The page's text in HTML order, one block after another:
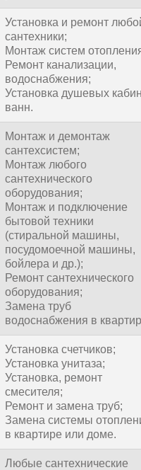
Установка и ремонт
сантехники;
Монтаж систем
Ремонт канализации,
водоснабжения;
Установка душевых
ванн.
Монтаж и демонтаж
сантехсистем;
Монтаж любого
сантехнического
оборудования;
Монтаж и подключение
бытовой техники
(стиральной машины,
посудомоечной машины,
бойлера и др.);
Ремонт сантехнического
оборудования;
Замена труб
водоснабжения в
Установка счетчиков;
Установка унитаза;
Установка, ремонт
смесителя;
Ремонт и замена труб;
Замена системы
в квартире или доме.
Любые сантехнические